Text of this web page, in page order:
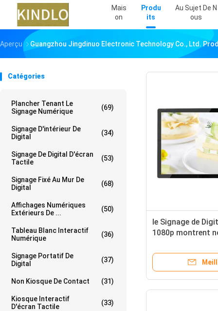
Mais
On
Produ
Its
Au Sujet De N
Ous
Aperçu Guangzhou Jingdinuo Electronic Technology Co., Ltd.
Catégories
Plancher Tenant Le
Signage Numérique
(69)
Signage D'intérieur De
Digital
(34)
Signage De Digital D'écran
Tactile
(53)
Signage Fixé Au Mur De
Digital
(68)
Affichages Numériques
Extérieurs De ...
(50)
Tableau Blanc Interactif
Numérique
(36)
Signage Portatif De
Digital
(37)
Non Kiosque De Contact (31)
Kiosque Interactif
D'écran Tactile
(33)
le Signage de
1080p montrent